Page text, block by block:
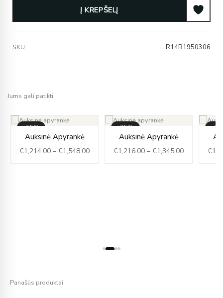
Į KREPŠELĮ
SKU R14R1950306
Jums gali patikti
-35%
Auksinė Apyrankė
€1,214.00 – €1,548.00€1,214.00
-35%
Auksinė Apyrankė
€1,216.00 – €1,345.00€1,216.00
-
€
Panašūs produktai